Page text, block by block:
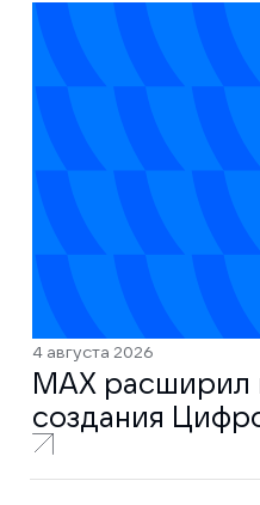
4 августа 2026
MAX расширил
создания